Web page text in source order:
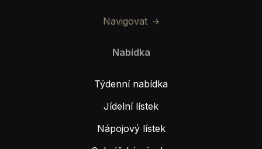
Navigovat
Nabídka
Týdenní nabídka
Jídelní lístek
Nápojový lístek